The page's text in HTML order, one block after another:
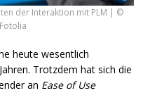
der Interaktion mit PLM | ©
heute wesentlich
Trotzdem hat sich die
an Ease of Use